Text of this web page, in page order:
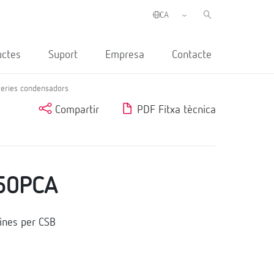
Suport Empresa Contacte
condensadors
Compartir PDF Fitxa tècnica
per CSB